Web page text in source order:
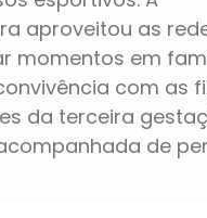
aproveitou as
momentos em
com as
da terceira
de